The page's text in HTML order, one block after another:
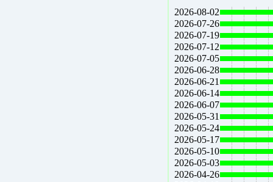
2026-08-02
2026-07-26
2026-07-19
2026-07-12
2026-07-05
2026-06-28
2026-06-21
2026-06-14
2026-06-07
2026-05-31
2026-05-24
2026-05-17
2026-05-10
2026-05-03
2026-04-26